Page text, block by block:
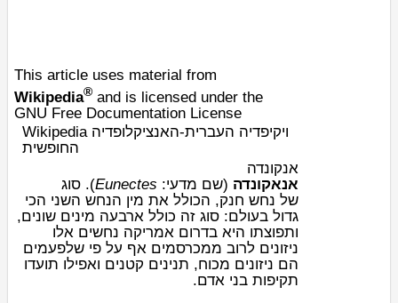
This article uses material from
Wikipedia® and is licensed under the
GNU Free Documentation License
Wikipedia ויקיפדיה העברית-האנציקלופדיה
החופשית
אנקונדה
אנאקונדה (שם מדעי: Eunectes). סוג
של נחש חנק, הכולל את מין הנחש השני הכי
גדול בעולם: סוג זה כולל ארבעה מינים שונים,
ותפוצתו היא בדרום אמריקה נחשים אלו
ניזונים לרוב ממכרסמים אף על פי שלפעמים
הם ניזונים מכוח, תנינים קטנים ואפילו תועדו
תקיפות בני אדם.